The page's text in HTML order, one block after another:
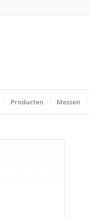
Producten Messen